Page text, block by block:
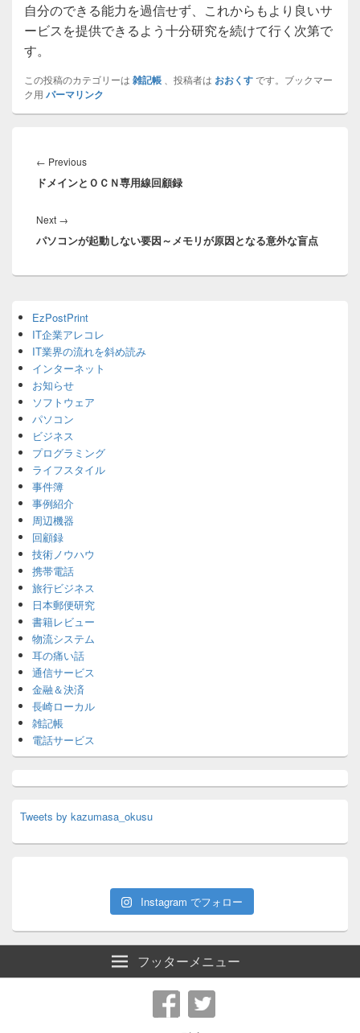
自分のできる能力を過信せず、これからもより良いサ
ービスを提供できるよう十分研究を続けて行く次第で
す。
この投稿のカテゴリーは 雑記帳 、投稿者は おおくすです。ブックマー
ク用 パーマリンク
稿
ナ
ゲ
シ
← PreviousPrevious
post:
ドメインとＯＣＮ専用線回顧録
Next →
post:
パソコンが起動しない要因～メモリが原因となる意外な盲点
Sidebar
Widget
Area
EzPostPrint
IT企業アレコレ
IT業界の流れを斜め読み
インターネット
お知らせ
ソフトウェア
パソコン
ビジネス
プログラミング
ライフスタイル
事件簿
事例紹介
周辺機器
回顧録
技術ノウハウ
携帯電話
旅行ビジネス
日本郵便研究
書籍レビュー
物流システム
耳の痛い話
通信サービス
金融＆決済
長崎ローカル
雑記帳
電話サービス
Tweets by kazumasa_okusu
Instagram でフォロー
フッターメニュー